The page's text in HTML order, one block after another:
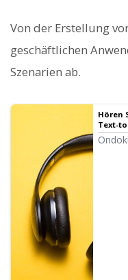
Von der Erstellung
geschäftlichen
Szenarien ab.
Hören
Text-
zur